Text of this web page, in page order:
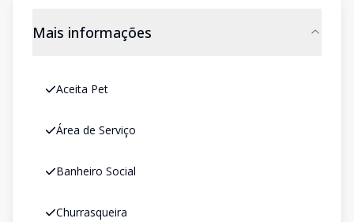
Mais informações
Aceita Pet
Área de Serviço
Banheiro Social
Churrasqueira